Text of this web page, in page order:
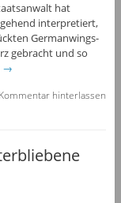
hat
interpretiert,
Germanwings-
gebracht und so
→
Kommentar hinterlassen